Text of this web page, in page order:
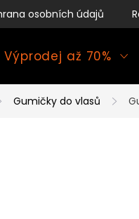
osobních údajů
Výprodej až 70%
Gumičky do vlasů